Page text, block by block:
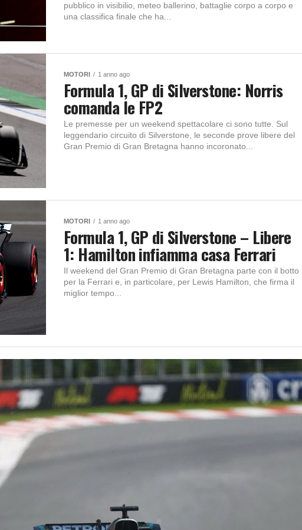
pubblico in visibilio, meteo ballerino, battaglie corpo a corpo e
una classifica finale che ha...
MOTORI 1 anno ago
Formula 1, GP di Silverstone: Norris
comanda le FP2
Le premesse per un weekend spettacolare ci sono tutte. Sul
leggendario circuito di Silverstone, le seconde prove libere del
Gran Premio di Gran Bretagna hanno incoronato...
MOTORI 1 anno ago
Formula 1, GP di Silverstone – Libere
1: Hamilton infiamma casa Ferrari
Il weekend del Gran Premio di Gran Bretagna parte con il botto
per la Ferrari e, in particolare, per Lewis Hamilton, che firma il
miglior tempo...